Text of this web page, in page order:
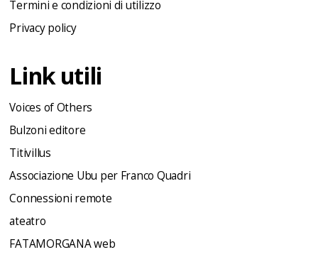
Termini e condizioni di utilizzo
Privacy policy
Link utili
Voices of Others
Bulzoni editore
Titivillus
Associazione Ubu per Franco Quadri
Connessioni remote
ateatro
FATAMORGANA web